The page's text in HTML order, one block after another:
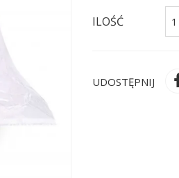
ILOŚĆ
UDOSTĘPNIJ